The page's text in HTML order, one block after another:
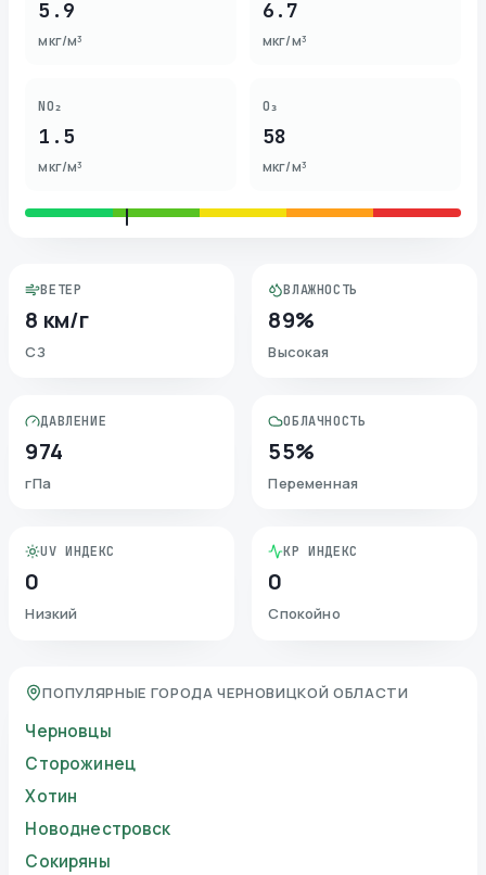
5.9
мкг/м³
6.7
мкг/м³
NO₂
1.5
мкг/м³
O₃
58
мкг/м³
ВЕТЕР
8 км/г
СЗ
ВЛАЖНОСТЬ
89%
Высокая
ДАВЛЕНИЕ
974
гПа
ОБЛАЧНОСТЬ
55%
Переменная
UV ИНДЕКС
0
Низкий
KP ИНДЕКС
0
Спокойно
ПОПУЛЯРНЫЕ ГОРОДА ЧЕРНОВИЦКОЙ ОБЛАСТИ
Черновцы
Сторожинец
Хотин
Новоднестровск
Сокиряны